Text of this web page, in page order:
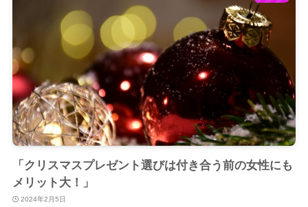
「クリスマスプレゼント選びは付き合う前の女性にも
メリット大！」
2024年2月5日